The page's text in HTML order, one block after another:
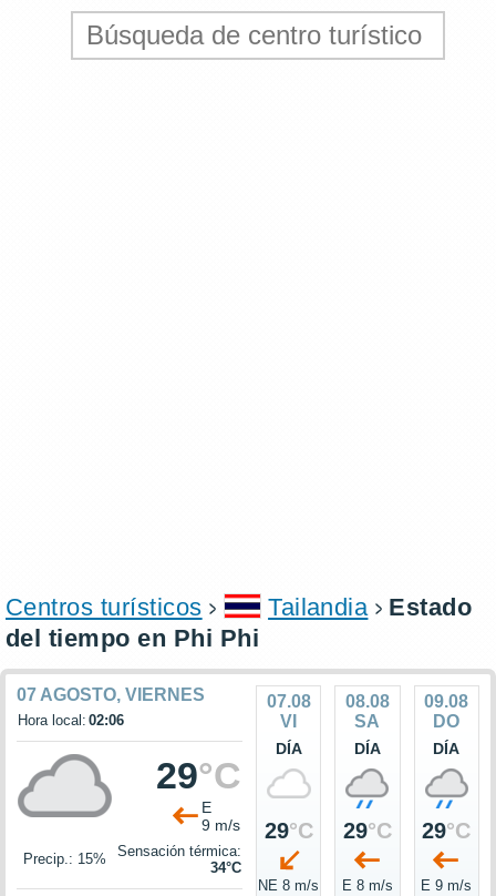
Centros turísticos Tailandia
Estado
del tiempo en Phi Phi
07 AGOSTO, VIERNES
Hora local: 02:06
29°C
E
9 m/s
Precip.: 15%
Sensación térmica:
34°C
07.08
VI
DÍA
29°C
NE 8 m/s
08.08
SA
DÍA
29°C
E 8 m/s
09.08
DO
DÍA
29°C
E 9 m/s